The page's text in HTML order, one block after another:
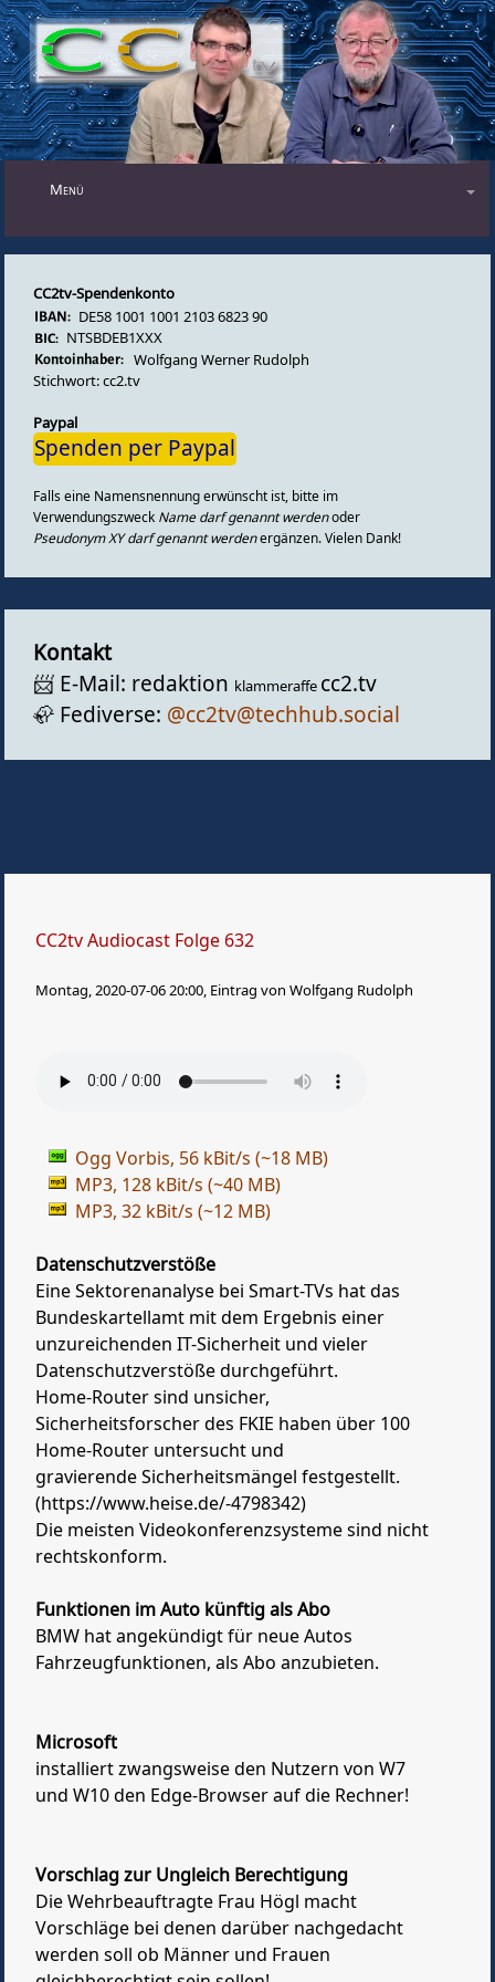
Menü
Blog
Audiosendungen
Videosendungen
Forum
Datenschutz
Gästebuch
CC2tv-Spendenkonto
DE58 1001 1001 2103 6823 90
NTSBDEB1XXX
Wolfgang Werner Rudolph
Stichwort: cc2.tv
Paypal
Spenden per Paypal
Falls eine Namensnennung erwünscht ist, bitte im
Verwendungszweck Name darf genannt werdenoder
Pseudonym XY darf genannt werdenergänzen. Vielen Dank!
Kontakt
📨️ E-Mail: redaktion klammeraffe cc2.tv
🦣️ Fediverse: @cc2tv@techhub.social
CC2tv Audiocast Folge 632
Montag, 2020-07-06 20:00, Eintrag von Wolfgang Rudolph
Ogg Vorbis, 56 kBit/s (~18 MB)
MP3, 128 kBit/s (~40 MB)
MP3, 32 kBit/s (~12 MB)
Datenschutzverstöße
Eine Sektorenanalyse bei Smart-TVs hat das
Bundeskartellamt mit dem Ergebnis einer
unzureichenden IT-Sicherheit und vieler
Datenschutzverstöße durchgeführt.
Home-Router sind unsicher,
Sicherheitsforscher des FKIE haben über 100
Home-Router untersucht und
gravierende Sicherheitsmängel festgestellt.
(https://www.heise.de/-4798342)
Die meisten Videokonferenzsysteme sind nicht
rechtskonform.
Funktionen im Auto künftig als Abo
BMW hat angekündigt für neue Autos
Fahrzeugfunktionen, als Abo anzubieten.
Microsoft
installiert zwangsweise den Nutzern von W7
und W10 den Edge-Browser auf die Rechner!
Vorschlag zur Ungleich Berechtigung
Die Wehrbeauftragte Frau Högl macht
Vorschläge bei denen darüber nachgedacht
werden soll ob Männer und Frauen